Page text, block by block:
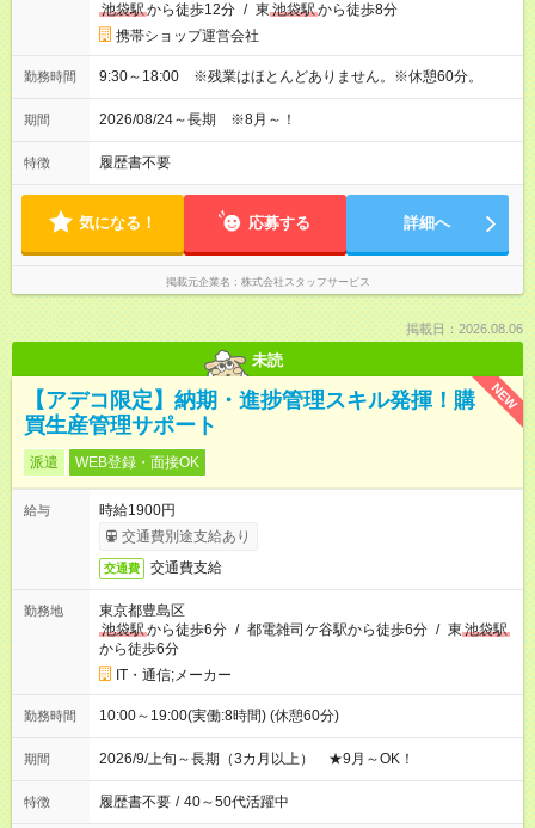
池袋駅から徒歩12分 / 東 池袋駅から徒歩8分
携帯ショップ運営会社
勤務時間 9:30～18:00 ※残業はほとんどありません。※休憩60分。
期間 2026/08/24～長期 ※8月～！
特徴 履歴書不要
気になる！ 応募する 詳細へ
掲載元企業名 株式会社スタッフサービス
掲載日：2026.08.06
未読
NEW
【アデコ限定】納期・進捗管理スキル発揮！購
買生産管理サポート
派遣 WEB登録・面接OK
給与
時給1900円
交通費別途支給あり
交通費 交通費支給
勤務地
東京都豊島区
池袋駅から徒歩6分 / 都電雑司ケ谷駅から徒歩6分 / 東 池袋駅
から徒歩6分
IT・通信;メーカー
勤務時間 10:00～19:00(実働:8時間) (休憩60分)
期間 2026/9/上旬～長期（3カ月以上） ★9月～OK！
特徴 履歴書不要 / 40～50代活躍中